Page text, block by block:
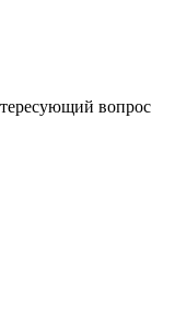
вопрос